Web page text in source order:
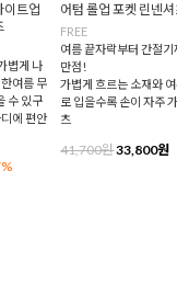
트업
볍게 나
여름 무
수 있구
에 편안
어텀 롤업 포켓 린넨
FREE
여름 끝자락부터 간절
만점!
가볍게 흐르는 소재와
로 입을수록 손이 자주
츠
41,700원33,800원